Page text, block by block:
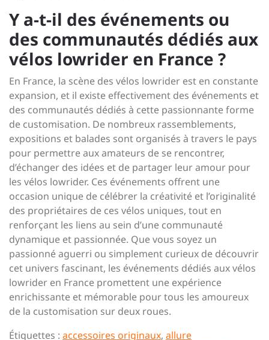
Y a-t-il des événements ou
des communautés dédiés aux
vélos lowrider en France ?
En France, la scène des vélos lowrider est en constante
expansion, et il existe effectivement des événements et
des communautés dédiés à cette passionnante forme
de customisation. De nombreux rassemblements,
expositions et balades sont organisés à travers le pays
pour permettre aux amateurs de se rencontrer,
d’échanger des idées et de partager leur amour pour
les vélos lowrider. Ces événements offrent une
occasion unique de célébrer la créativité et l’originalité
des propriétaires de ces vélos uniques, tout en
renforçant les liens au sein d’une communauté
dynamique et passionnée. Que vous soyez un
passionné aguerri ou simplement curieux de découvrir
cet univers fascinant, les événements dédiés aux vélos
lowrider en France promettent une expérience
enrichissante et mémorable pour tous les amoureux
de la customisation sur deux roues.
Étiquettes : accessoires originaux, allure